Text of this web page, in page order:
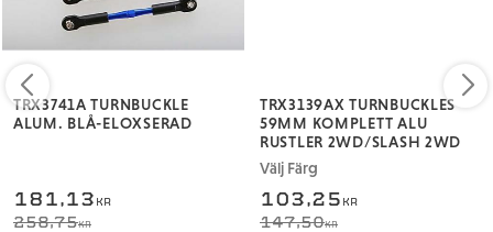
TRX3741A TURNBUCKLE
ALUM. BLÅ-ELOXSERAD
181,13 KR
258,75KR
TRX3139AX TURNBUCKLES
59MM KOMPLETT ALU
RUSTLER 2WD/SLASH 2WD
Välj Färg
103,25 KR
147,50KR